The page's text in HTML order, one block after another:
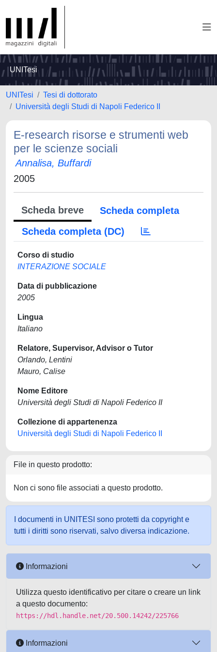
UNITesi
UNITesi
Tesi di dottorato
Università degli Studi di Napoli Federico II
E-research risorse e strumenti web
per le scienze sociali
Annalisa, Buffardi
2005
Scheda breve
Scheda completa
Scheda completa (DC)
Corso di studio
INTERAZIONE SOCIALE
Data di pubblicazione
2005
Lingua
Italiano
Relatore, Supervisor, Advisor o Tutor
Orlando, Lentini
Mauro, Calise
Nome Editore
Università degli Studi di Napoli Federico II
Collezione di appartenenza
Università degli Studi di Napoli Federico II
File in questo prodotto:
Non ci sono file associati a questo prodotto.
I documenti in UNITESI sono protetti da copyright e
tutti i diritti sono riservati, salvo diversa indicazione.
Informazioni
Utilizza questo identificativo per citare o creare un link
a questo documento:
https://hdl.handle.net/20.500.14242/225766
Informazioni